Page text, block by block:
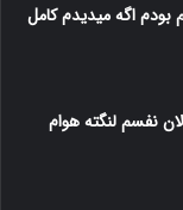
اگه میدیدم کامل
نفسم لنگته هوام